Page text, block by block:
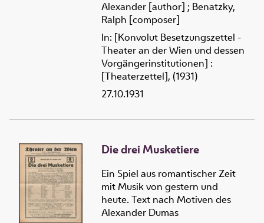
Alexander [author] ; Benatzky,
Ralph [composer]
In: [Konvolut Besetzungszettel -
Theater an der Wien und dessen
Vorgängerinstitutionen] :
[Theaterzettel], (1931)
27.10.1931
Die drei Musketiere
Ein Spiel aus romantischer Zeit
mit Musik von gestern und
heute. Text nach Motiven des
Alexander Dumas